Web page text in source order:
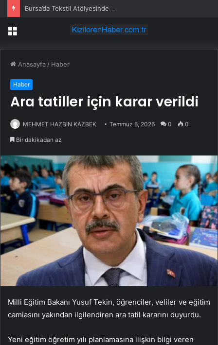
Bursa’da Tekstil Atölyesinde Yangın
Menü
Anasayfa / Haber
Haber
Ara tatiller için karar verildi
MEHMET HAZBİN KAZBEK Temmuz 6, 2026 0 0
Bir dakikadan az
Milli Eğitim Bakanı Yusuf Tekin, öğrenciler, veliler ve eğitim
camiasını yakından ilgilendiren ara tatil kararını duyurdu.
Yeni eğitim öğretim yılı planlamasına ilişkin bilgi veren